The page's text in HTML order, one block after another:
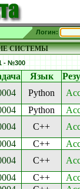
Логин:
СИСТЕМЫ
- №300
Язык
Python
Python
C++
C++
C++
C++